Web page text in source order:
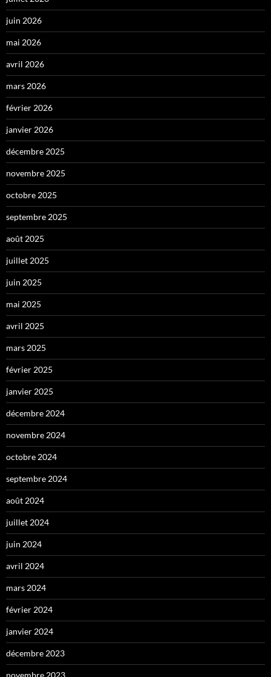
juin 2026
mai 2026
avril 2026
mars 2026
février 2026
janvier 2026
décembre 2025
novembre 2025
octobre 2025
septembre 2025
août 2025
juillet 2025
juin 2025
mai 2025
avril 2025
mars 2025
février 2025
janvier 2025
décembre 2024
novembre 2024
octobre 2024
septembre 2024
août 2024
juillet 2024
juin 2024
avril 2024
mars 2024
février 2024
janvier 2024
décembre 2023